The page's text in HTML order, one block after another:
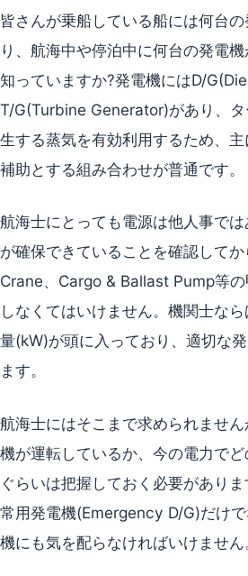
皆さんが乗船している船には何台
り、航海中や停泊中に何台の発電
知っていますか?発電機にはD/
T/G(Turbine Generator)があり、
生する蒸気を有効利用するため、
補助とする組み合わせが普通です。
航海士にとっても電源は他人事で
が確保できていることを確認して
Crane、Cargo & Ballast Pump等
しなくてはいけません。機関士な
量(kW)が頭に入っており、適切な
ます。
航海士にはそこまで求められませ
機が運転しているか、今の電力で
ぐらいは把握しておく必要があり
常用発電機(Emergency D/G)だけ
機にも気を配らなければいけません